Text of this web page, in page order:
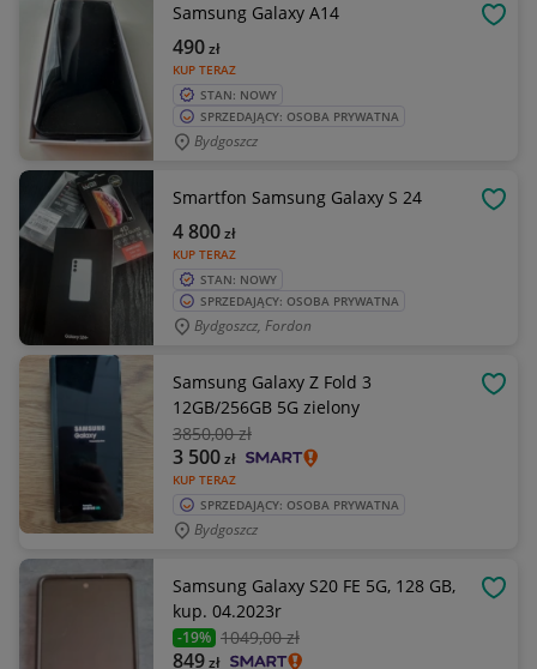
Samsung Galaxy A14
KUP TERAZ
490zł
STAN: NOWY
SPRZEDAJĄCY: OSOBA PRYWATNA
Bydgoszcz
Smartfon Samsung Galaxy S 24
KUP TERAZ
4 800zł
STAN: NOWY
SPRZEDAJĄCY: OSOBA PRYWATNA
Bydgoszcz, Fordon
Samsung Galaxy Z Fold 3
12GB/256GB 5G zielony
3850,00 zł
KUP TERAZ
3 500zł
SPRZEDAJĄCY: OSOBA PRYWATNA
Bydgoszcz
Samsung Galaxy S20 FE 5G, 128 GB,
kup. 04.2023r
-19% 1049,00 zł
849zł